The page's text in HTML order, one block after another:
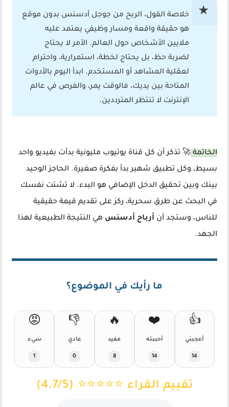
خلاصة القول، الربح من جوجل أدسنس بدون موقع
هو حقيقة واقعة ومسار وظيفي يعتمد عليه
ملايين الأشخاص حول العالم. الأمر لا يحتاج
لضربة حظ، بل يحتاج لخطة، استمرارية، واحترام
لعقلية المشاهد أو المستخدم. ابدأ اليوم بالأدوات
المتاحة بين يديك، فالوقت يمر، والفرص في عالم
الإنترنت لا تنتظر المترددين.
الخاتمة 🚀 تذكر أن كل قناة يوتيوب مليونية بدأت بفيديو واحد
بسيط، وكل تطبيق شهير بدأ بفكرة صغيرة. الحاجز الوحيد
بينك وبين تحقيق الدخل الإضافي هو البدء. لا تشتت نفسك
في البحث عن طرق سحرية، ركز على تقديم قيمة حقيقية
للناس، وستجد أن أرباح أدسنس هي النتيجة الطبيعية لهذا
الجهد.
ما رأيك في الموضوع؟
👍
أعجبني
14
❤️
أحببته
14
🔥
مفيد
8
👎
عادي
0
😡
سيء
1
تقييم القراء ⭐⭐⭐⭐⭐ (4.7/5)